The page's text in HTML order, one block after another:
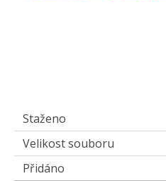
Staženo
Velikost souboru
Přidáno